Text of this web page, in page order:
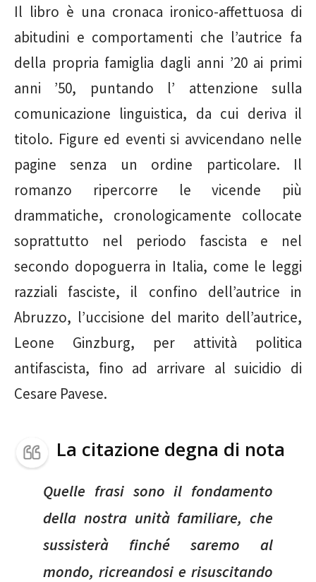
Il libro è una cronaca ironico-affettuosa di
abitudini e comportamenti che l’autrice fa
della propria famiglia dagli anni ’20 ai primi
anni ’50, puntando l’ attenzione sulla
comunicazione linguistica, da cui deriva il
titolo. Figure ed eventi si avvicendano nelle
pagine senza un ordine particolare. Il
romanzo ripercorre le vicende più
drammatiche, cronologicamente collocate
soprattutto nel periodo fascista e nel
secondo dopoguerra in Italia, come le leggi
razziali fasciste, il confino dell’autrice in
Abruzzo, l’uccisione del marito dell’autrice,
Leone Ginzburg, per attività politica
antifascista, fino ad arrivare al suicidio di
Cesare Pavese.
La citazione degna di nota
Quelle frasi sono il fondamento
della nostra unità familiare, che
sussisterà finché saremo al
mondo, ricreandosi e risuscitando